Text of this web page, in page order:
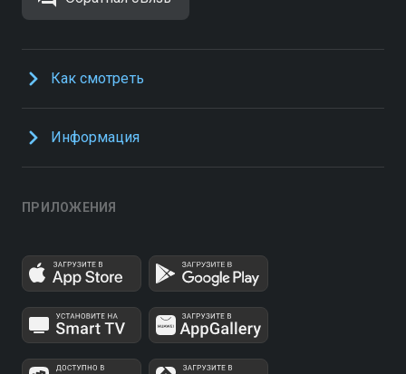
Как смотреть
Информация
ПРИЛОЖЕНИЯ